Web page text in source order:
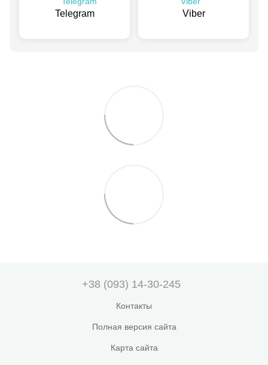
Telegram Viber
+38 (093) 14-30-245
Контакты
Полная версия сайта
Карта сайта